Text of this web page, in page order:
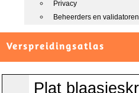
Privacy
Beheerders en validatoren
Verspreidingsatlas